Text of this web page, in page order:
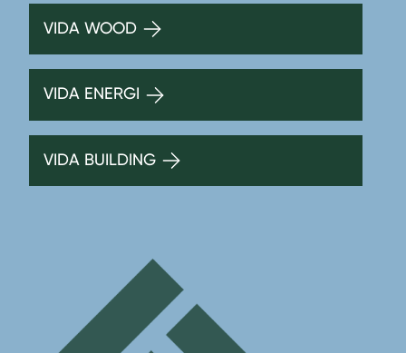
VIDA WOOD
VIDA ENERGI
VIDA BUILDING